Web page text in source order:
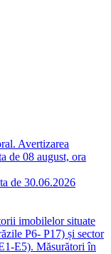
Avertizarea
de 08 august, ora
de 30.06.2026
imobilelor situate
P6- P17) și sector
E5). Măsurători în